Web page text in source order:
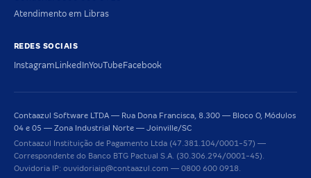
Atendimento em Libras
REDES SOCIAIS
InstagramLinkedInYouTubeFacebook
Contaazul Software LTDA — Rua Dona Francisca, 8.300 — Bloco O, Módulos
04 e 05 — Zona Industrial Norte — Joinville/SC
Contaazul Instituição de Pagamento Ltda (47.381.104/0001-57) —
Correspondente do Banco BTG Pactual S.A. (30.306.294/0001-45).
Ouvidoria IP: ouvidoriaip@contaazul.com — 0800 600 0918.